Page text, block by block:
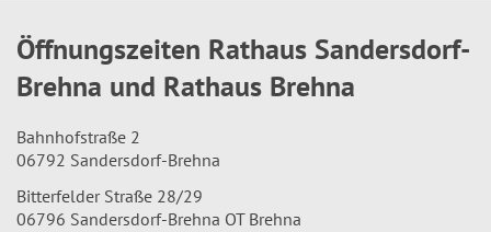
Öffnungszeiten Rathaus Sandersdorf-
Brehna und Rathaus Brehna
Bahnhofstraße 2
06792 Sandersdorf-Brehna
Bitterfelder Straße 28/29
06796 Sandersdorf-Brehna OT Brehna